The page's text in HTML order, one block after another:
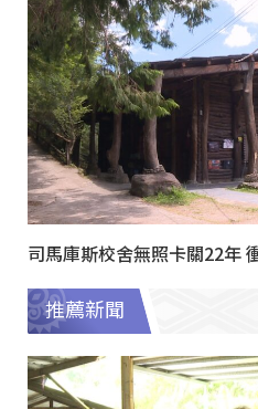
司馬庫斯校舍無照卡關22年
推薦新聞